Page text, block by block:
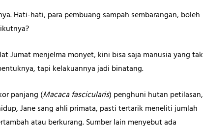
Hati-hati, para pembuang sampah sembarangan, boleh
Jumat menjelma monyet, kini bisa saja manusia yang tak
tapi kelakuannya jadi binatang.
panjang (Macaca fascicularis) penghuni hutan petilasan,
Jane sang ahli primata, pasti tertarik meneliti jumlah
atau berkurang. Sumber lain menyebut ada